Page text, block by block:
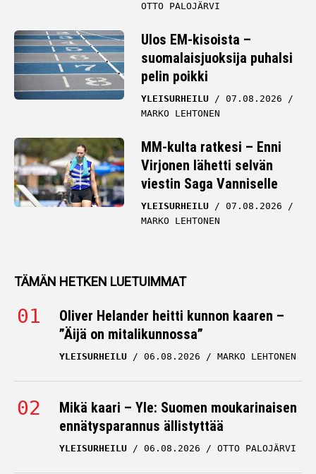
OTTO PALOJÄRVI
Ulos EM-kisoista –
suomalaisjuoksija puhalsi
pelin poikki
YLEISURHEILU
07.08.2026
MARKO LEHTONEN
MM-kulta ratkesi – Enni
Virjonen lähetti selvän
viestin Saga Vanniselle
YLEISURHEILU
07.08.2026
MARKO LEHTONEN
TÄMÄN HETKEN LUETUIMMAT
Oliver Helander heitti kunnon kaaren –
”Äijä on mitalikunnossa”
YLEISURHEILU 06.08.2026 MARKO LEHTONEN
Mikä kaari – Yle: Suomen moukarinaisen
ennätysparannus ällistyttää
YLEISURHEILU 06.08.2026 OTTO PALOJÄRVI